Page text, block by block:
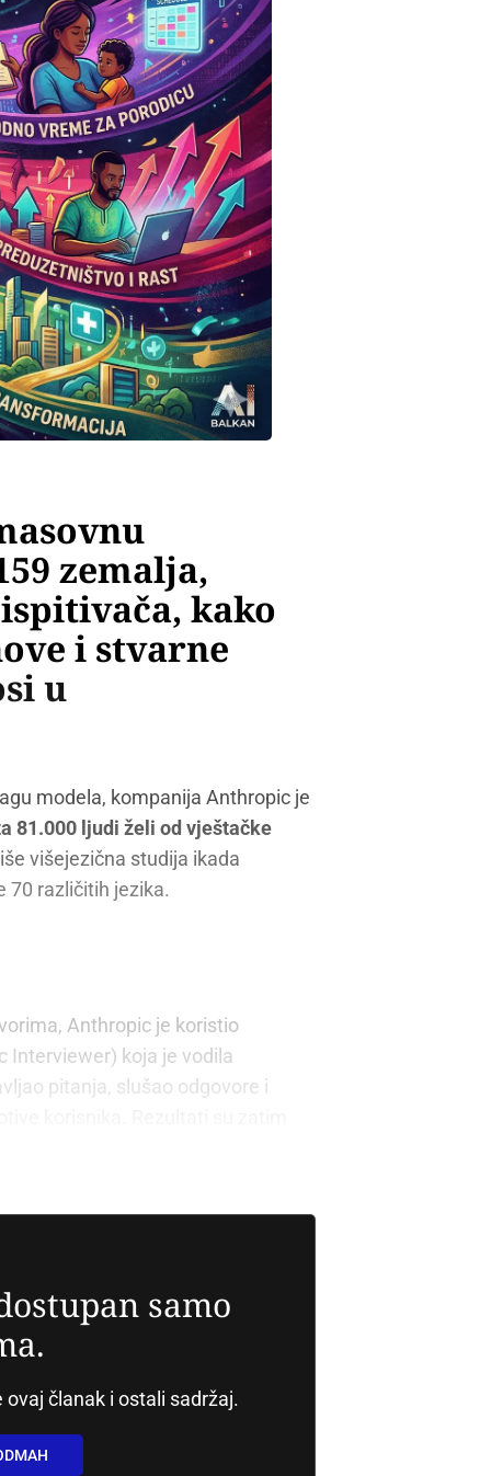
zemalja,
kako
i stvarne
u
modela, kompanija Anthropic je
81.000 ljudi želi od vještačke
višejezična studija ikada
70 različitih jezika.
Anthropic je koristio
Interviewer) koja je vodila
pitanja, slušao odgovore i
samo
članak i ostali sadržaj.